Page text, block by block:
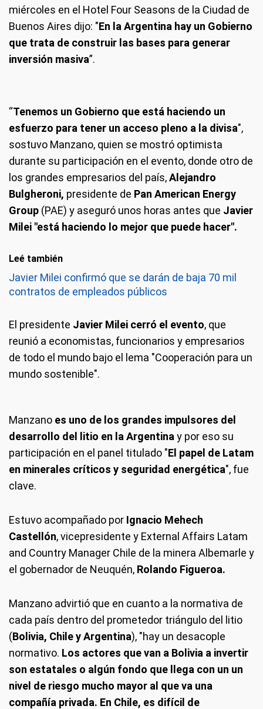
miércoles en el Hotel Four Seasons de la Ciudad de
Buenos Aires dijo: "En la Argentina hay un Gobierno
que trata de construir las bases para generar
inversión masiva”.
“Tenemos un Gobierno que está haciendo un
esfuerzo para tener un acceso pleno a la divisa",
sostuvo Manzano, quien se mostró optimista
durante su participación en el evento, donde otro de
los grandes empresarios del país,Alejandro
Bulgheroni, presidente de Pan American Energy
Group (PAE) y aseguró unos horas antes que Javier
Milei "está haciendo lo mejor que puede hacer".
Leé también
Javier Milei confirmó que se darán de baja 70 mil
contratos de empleados públicos
El presidente Javier Milei cerró el evento, que
reunió a economistas, funcionarios y empresarios
de todo el mundo bajo el lema "Cooperación para un
mundo sostenible".
Manzano es uno de los grandes impulsores del
desarrollo del litio en la Argentina y por eso su
participación en el panel titulado "El papel de Latam
en minerales críticos y seguridad energética", fue
clave.
Estuvo acompañado por Ignacio Mehech
Castellón, vicepresidente y External Affairs Latam
and Country Manager Chile de la minera Albemarle y
el gobernador de Neuquén, Rolando Figueroa.
Manzano advirtió que en cuanto a la normativa de
cada país dentro del prometedor triángulo del litio
(Bolivia, Chile y Argentina), "hay un desacople
normativo. Los actores que van a Bolivia a invertir
son estatales o algún fondo que llega con un un
nivel de riesgo mucho mayor al que va una
compañía privada. En Chile, es difícil de